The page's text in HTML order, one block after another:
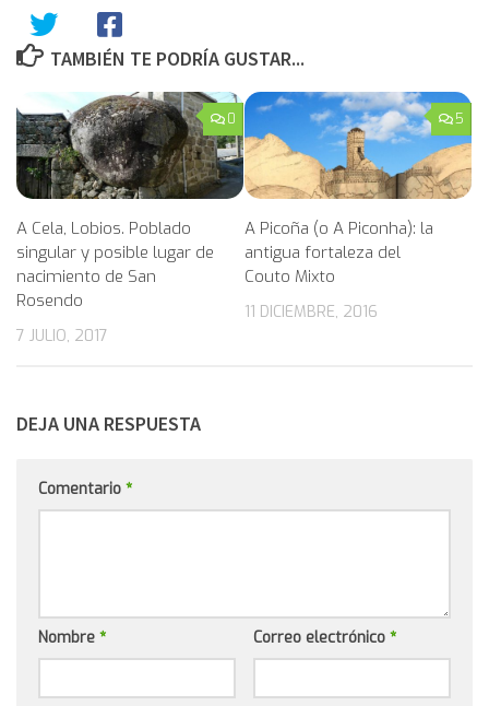
TAMBIÉN TE PODRÍA GUSTAR...
0
A Cela, Lobios. Poblado
singular y posible lugar de
nacimiento de San
Rosendo
7 JULIO, 2017
5
A Picoña (o A Piconha): la
antigua fortaleza del
Couto Mixto
11 DICIEMBRE, 2016
DEJA UNA RESPUESTA
Comentario *
Nombre * Correo electrónico *